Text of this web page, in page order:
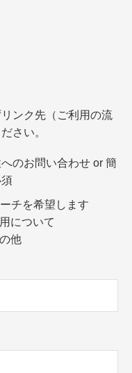
ンク先（ご利用の流
さい。
のお問い合わせ or 簡
チを希望します
について
他